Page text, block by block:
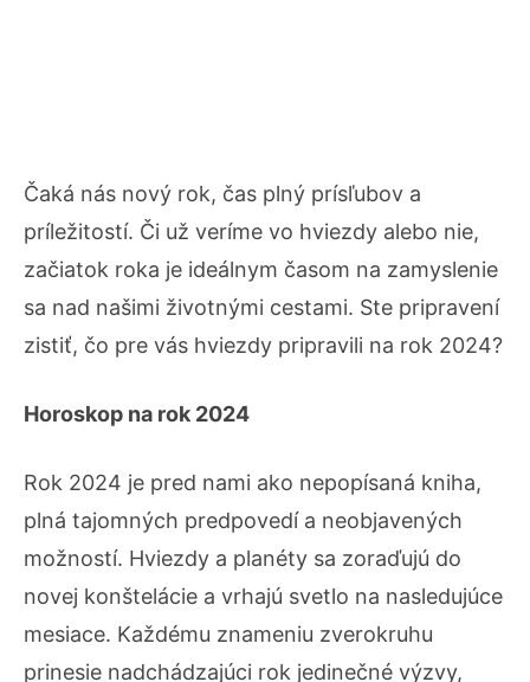
Čaká nás nový rok, čas plný prísľubov a
príležitostí. Či už veríme vo hviezdy alebo nie,
začiatok roka je ideálnym časom na zamyslenie
sa nad našimi životnými cestami. Ste pripravení
zistiť, čo pre vás hviezdy pripravili na rok 2024?
Horoskop na rok 2024
Rok 2024 je pred nami ako nepopísaná kniha,
plná tajomných predpovedí a neobjavených
možností. Hviezdy a planéty sa zoraďujú do
novej konštelácie a vrhajú svetlo na nasledujúce
mesiace. Každému znameniu zverokruhu
prinesie nadchádzajúci rok jedinečné výzvy,